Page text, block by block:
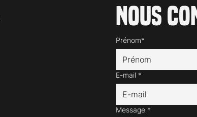
Nous
Prénom*
E-mail *
Message *